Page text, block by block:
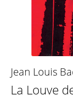
Jean Louis
La Louve